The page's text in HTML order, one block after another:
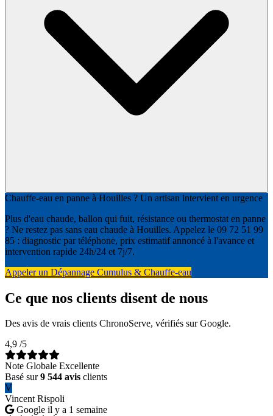
Chauffe-eau en panne à Houilles ? Un artisan intervient en urgence
Plus d'eau chaude, ballon qui fuit, résistance ou thermostat en panne
? Ne restez pas sans eau chaude à Houilles. Appelez le 09 72 51 99
85 : diagnostic par téléphone, prix estimatif annoncé à l'avance et
intervention rapide 24h/24 et 7j/7.
Appeler un Dépannage Cumulus & Chauffe-eau
Ce que nos clients disent de nous
Des avis de vrais clients ChronoServe, vérifiés sur Google.
4,9 /5
Note Globale Excellente
Basé sur9 544 avis clients
V
Vincent Rispoli
Google il y a 1 semaine